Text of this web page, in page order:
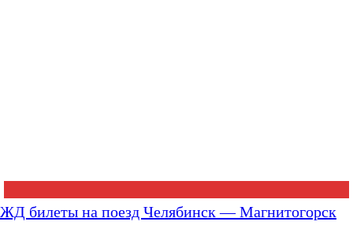
ЖД билеты на поезд Челябинск — Магнитогорск